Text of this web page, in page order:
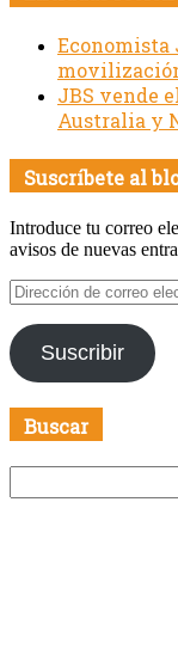
Economista
JBS vende
Australia y
Suscríbete al
Introduce tu correo
avisos de nuevas
Dirección
de
correo
electrónico
Suscribir
Buscar